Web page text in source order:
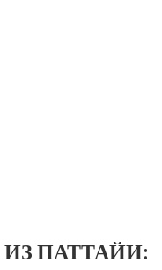
ПАТТАЙИ: